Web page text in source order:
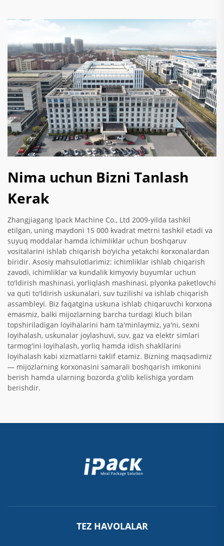
Nima uchun Bizni Tanlash
Kerak
Zhangjiagang Ipack Machine Co., Ltd 2009-yilda tashkil
etilgan, uning maydoni 15 000 kvadrat metrni tashkil etadi va
suyuq moddalar hamda ichimliklar uchun boshqaruv
vositalarini ishlab chiqarish bo‘yicha yetakchi korxonalardan
biridir. Asosiy mahsulotlarimiz: ichimliklar ishlab chiqarish
zavodi, ichimliklar va kundalik kimyoviy buyumlar uchun
to'ldirish mashinasi, yorliqlash mashinasi, plyonka paketlovchi
va quti to'ldirish uskunalari, suv tuzilishi va ishlab chiqarish
assambleyi. Biz faqatgina uskuna ishlab chiqaruvchi korxona
emasmiz, balki mijozlarning barcha turdagi kluch bilan
topshiriladigan loyihalarini ham ta'minlaymiz, ya'ni, sexni
loyihalash, uskunalar joylashuvi, suv, gaz va elektr simlari
tarmog'ini loyihalash, yorliq hamda idish shakllarini
loyihalash kabi xizmatlarni taklif etamiz. Bizning maqsadimiz
— mijozlarning korxonasini samarali boshqarish imkonini
berish hamda ularning bozorda g'olib kelishiga yordam
berishdir.
TEZ HAVOLALAR